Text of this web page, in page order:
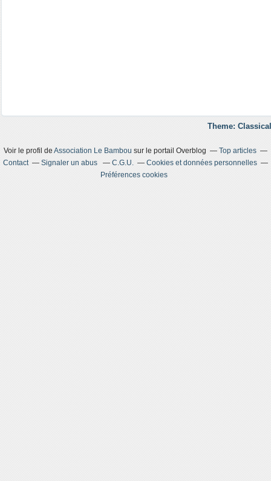
Theme:
Voir le profil de Association Le Bambou sur le portail Overblog
Top articles
Contact
Signaler un abus C.G.U.
Cookies et données personnelles
Préférences cookies